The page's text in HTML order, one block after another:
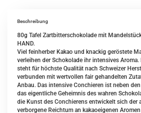
Beschreibung
80g Tafel Zartbitterschokolade mit
HAND.
Viel feinherber Kakao und knackig geröstete
verleihen der Schokolade ihr intensives
steht für höchste Qualität nach Schweizer
verbunden mit wertvollen fair gehandelten
Anbau. Das intensive Conchieren ist neben
das eigentliche Geheimnis des wahren
die Kunst des Conchierens entwickelt sich der
verborgene Reichtum an kakaoeigenen